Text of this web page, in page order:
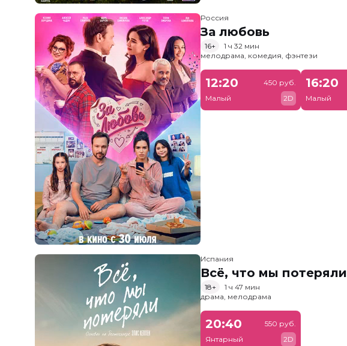
Россия
За любовь
16+
1 ч 32 мин
мелодрама, комедия, фэнтези
12:20
Малый
450 руб.
2D
16:20
Малый
Испания
Всё, что мы потеряли
18+
1 ч 47 мин
драма, мелодрама
20:40
Янтарный
550 руб.
2D